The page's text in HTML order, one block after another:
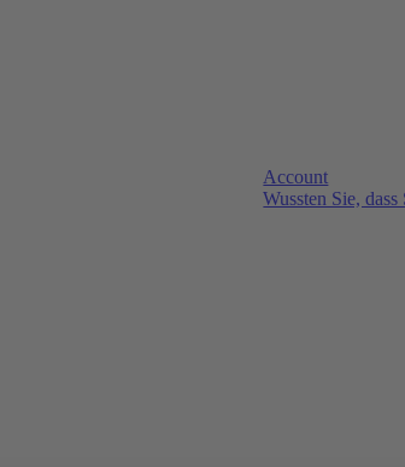
Account
Wussten Sie,